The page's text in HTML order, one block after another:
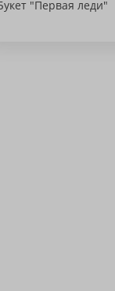
"Первая леди"